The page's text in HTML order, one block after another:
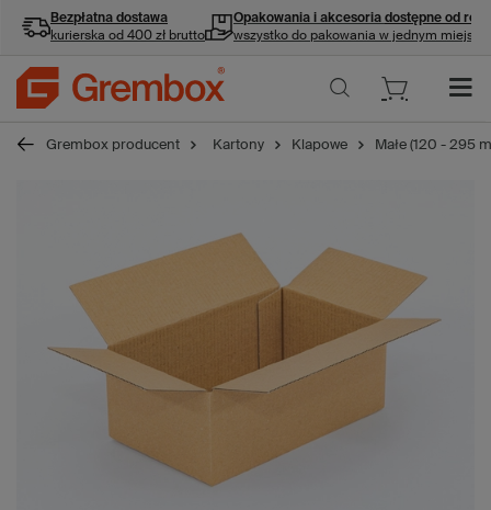
Bezpłatna dostawa
kurierska od 400 zł brutto
Opakowania i akcesoria dostępne od ręki
wszystko do pakowania w jednym miejscu
Grembox producent Kartony Klapowe Małe (120 - 295